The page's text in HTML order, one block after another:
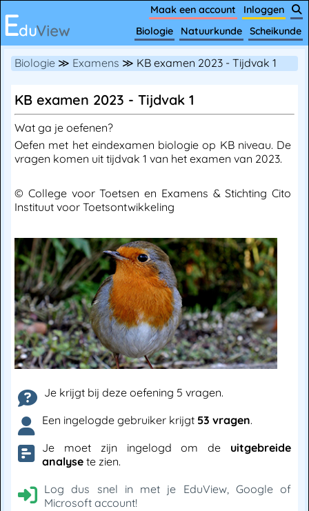
Maak een account
Inloggen
Biologie
Natuurkunde Scheikunde
Biologie ≫ Examens ≫ KB examen 2023 - Tijdvak 1
KB examen 2023 - Tijdvak 1
Wat ga je oefenen?
Oefen met het eindexamen biologie op KB niveau. De
vragen komen uit tijdvak 1 van het examen van 2023.
© College voor Toetsen en Examens & Stichting Cito
Instituut voor Toetsontwikkeling
Je krijgt bij deze oefening 5 vragen.
Een ingelogde gebruiker krijgt 53 vragen.
Je moet zijn ingelogd om de uitgebreide
analyse te zien.
Log dus snel in met je EduView, Google of
Microsoft account!